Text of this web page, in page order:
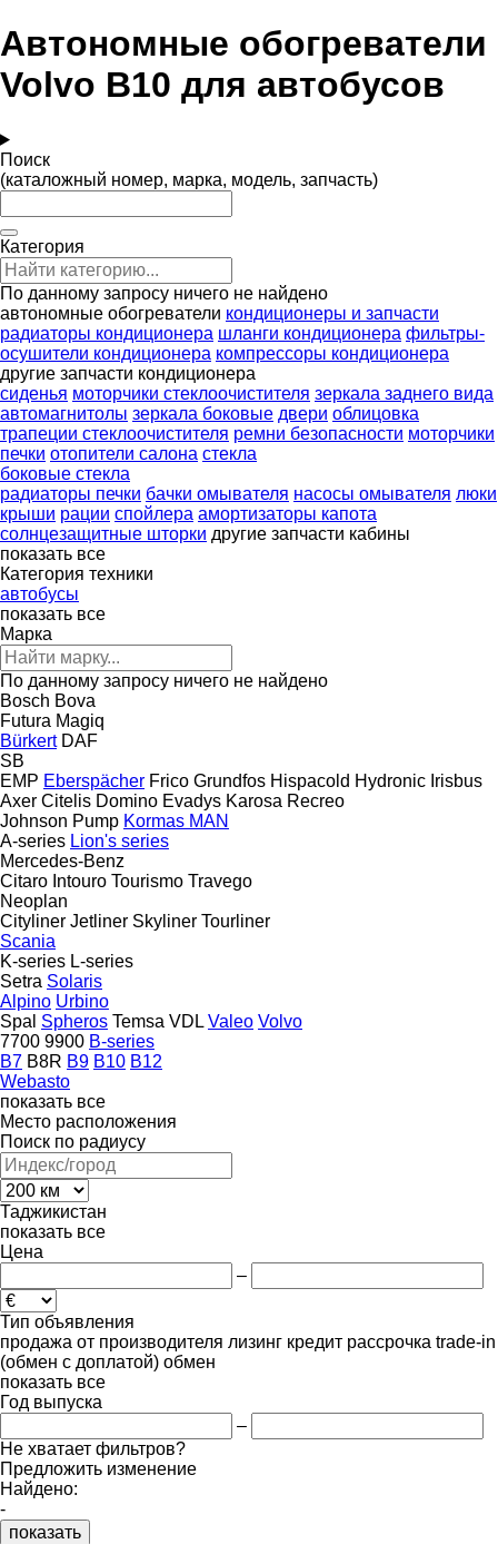
Автономные обогреватели
Volvo B10 для автобусов
Поиск
(каталожный номер, марка, модель, запчасть)
Категория
По данному запросу ничего не найдено
автономные обогреватели кондиционеры и запчасти
радиаторы кондиционера шланги кондиционера фильтры-
осушители кондиционера компрессоры кондиционера
другие запчасти кондиционера
сиденья моторчики стеклоочистителя зеркала заднего вида
автомагнитолы зеркала боковые двери облицовка
трапеции стеклоочистителя ремни безопасности моторчики
печки отопители салона стекла
боковые стекла
радиаторы печки бачки омывателя насосы омывателя люки
крыши рации спойлера амортизаторы капота
солнцезащитные шторки другие запчасти кабины
показать все
Категория техники
автобусы
показать все
Марка
По данному запросу ничего не найдено
Bosch Bova
Futura Magiq
Bürkert DAF
SB
EMP Eberspächer Frico Grundfos Hispacold Hydronic Irisbus
Axer Citelis Domino Evadys Karosa Recreo
Johnson Pump Kormas MAN
A-series Lion's series
Mercedes-Benz
Citaro Intouro Tourismo Travego
Neoplan
Cityliner Jetliner Skyliner Tourliner
Scania
K-series L-series
Setra Solaris
Alpino Urbino
Spal Spheros Temsa VDL Valeo Volvo
7700 9900 B-series
B7 B8R B9 B10 B12
Webasto
показать все
Место расположения
Поиск по радиусу
Таджикистан
показать все
Цена
–
Тип объявления
продажа от производителя лизинг кредит рассрочка trade-in
(обмен с доплатой) обмен
показать все
Год выпуска
–
Не хватает фильтров?
Предложить изменение
Найдено:
-
показать